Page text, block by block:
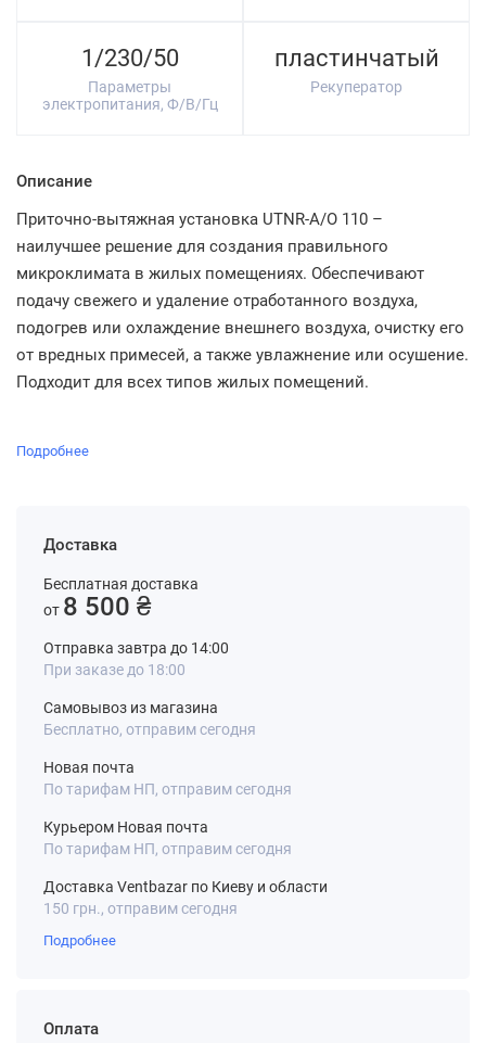
1/230/50
Параметры
электропитания, Ф/В/Гц
пластинчатый
Рекуператор
Описание
Приточно-вытяжная установка UTNR-A/O 110 –
наилучшее решение для создания правильного
микроклимата в жилых помещениях. Обеспечивают
подачу свежего и удаление отработанного воздуха,
подогрев или охлаждение внешнего воздуха, очистку его
от вредных примесей, а также увлажнение или осушение.
Подходит для всех типов жилых помещений.
Подробнее
Доставка
Бесплатная доставка
от 8 500 ₴
Отправка завтра до 14:00
При заказе до 18:00
Самовывоз из магазина
Бесплатно, отправим сегодня
Новая почта
По тарифам НП, отправим сегодня
Курьером Новая почта
По тарифам НП, отправим сегодня
Доставка Ventbazar по Киеву и области
150 грн., отправим сегодня
Подробнее
Оплата